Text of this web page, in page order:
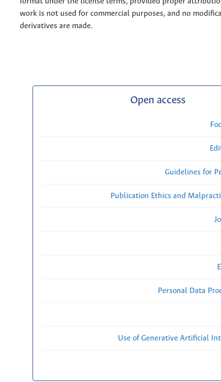
work is not used for commercial purposes, and no
derivatives are made.
Open access
Guidelines for
Publication Ethics and
Personal Data
Use of Generative Artificial